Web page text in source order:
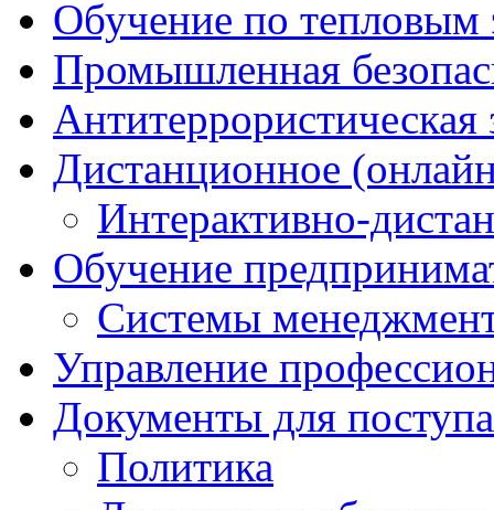
Обучение по тепловым
Промышленная
Дистанционное
Интерактивно-
Обучение
Системы
Управление
Документы для
Политика